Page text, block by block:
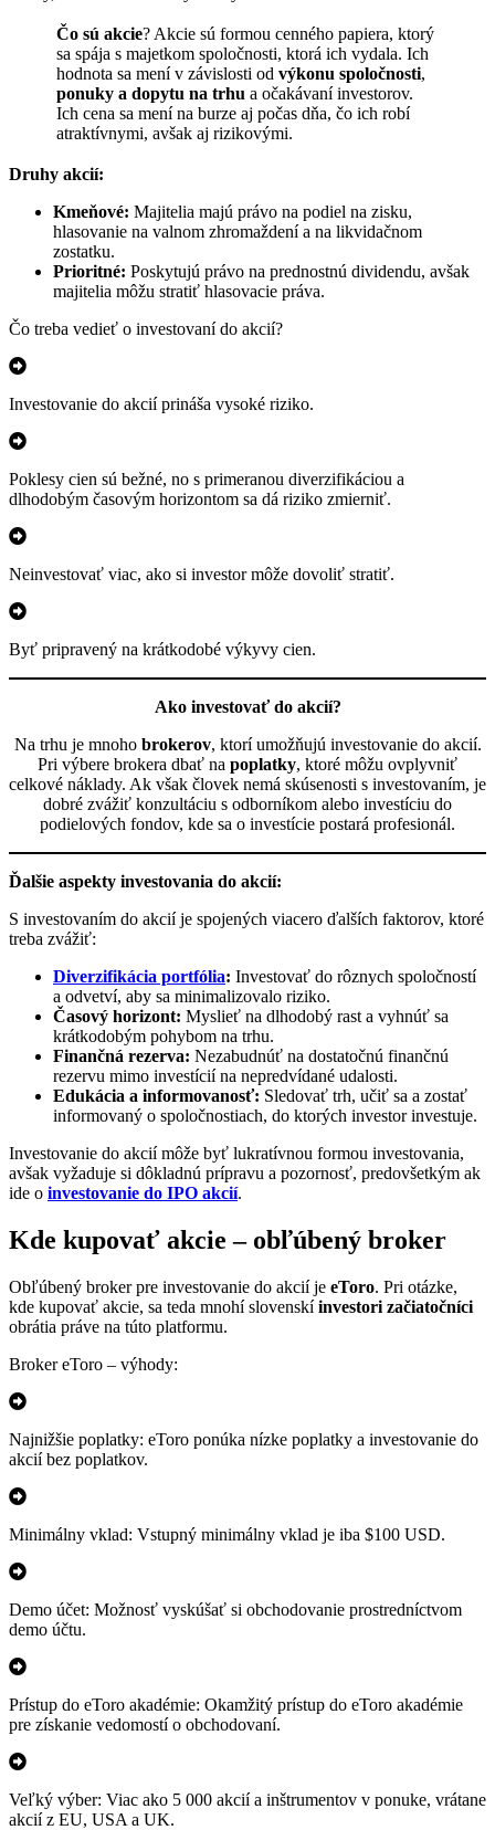
Čo sú akcie? Akcie sú formou cenného papiera, ktorý
sa spája s majetkom spoločnosti, ktorá ich vydala. Ich
hodnota sa mení v závislosti od výkonu spoločnosti,
ponuky a dopytu na trhu a očakávaní investorov.
Ich cena sa mení na burze aj počas dňa, čo ich robí
atraktívnymi, avšak aj rizikovými.
Druhy akcií:
Kmeňové: Majitelia majú právo na podiel na zisku,
hlasovanie na valnom zhromaždení a na likvidačnom
zostatku.
Prioritné: Poskytujú právo na prednostnú dividendu, avšak
majitelia môžu stratiť hlasovacie práva.
Čo treba vedieť o investovaní do akcií?
Investovanie do akcií prináša vysoké riziko.
Poklesy cien sú bežné, no s primeranou diverzifikáciou a
dlhodobým časovým horizontom sa dá riziko zmierniť.
Neinvestovať viac, ako si investor môže dovoliť stratiť.
Byť pripravený na krátkodobé výkyvy cien.
Ako investovať do akcií?
Na trhu je mnoho brokerov, ktorí umožňujú investovanie do akcií.
Pri výbere brokera dbať na poplatky, ktoré môžu ovplyvniť
celkové náklady. Ak však človek nemá skúsenosti s investovaním, je
dobré zvážiť konzultáciu s odborníkom alebo investíciu do
podielových fondov, kde sa o investície postará profesionál.
Ďalšie aspekty investovania do akcií:
S investovaním do akcií je spojených viacero ďalších faktorov, ktoré
treba zvážiť:
Diverzifikácia portfólia: Investovať do rôznych spoločností
a odvetví, aby sa minimalizovalo riziko.
Časový horizont: Myslieť na dlhodobý rast a vyhnúť sa
krátkodobým pohybom na trhu.
Finančná rezerva: Nezabudnúť na dostatočnú finančnú
rezervu mimo investícií na nepredvídané udalosti.
Edukácia a informovanosť: Sledovať trh, učiť sa a zostať
informovaný o spoločnostiach, do ktorých investor investuje.
Investovanie do akcií môže byť lukratívnou formou investovania,
avšak vyžaduje si dôkladnú prípravu a pozornosť, predovšetkým ak
ide o investovanie do IPO akcií.
Kde kupovať akcie – obľúbený broker
Obľúbený broker pre investovanie do akcií je eToro. Pri otázke,
kde kupovať akcie, sa teda mnohí slovenskíinvestori začiatočníci
obrátia práve na túto platformu.
Broker eToro – výhody:
Najnižšie poplatky: eToro ponúka nízke poplatky a investovanie do
akcií bez poplatkov.
Minimálny vklad: Vstupný minimálny vklad je iba $100 USD.
Demo účet: Možnosť vyskúšať si obchodovanie prostredníctvom
demo účtu.
Prístup do eToro akadémie: Okamžitý prístup do eToro akadémie
pre získanie vedomostí o obchodovaní.
Veľký výber: Viac ako 5 000 akcií a inštrumentov v ponuke, vrátane
akcií z EU, USA a UK.